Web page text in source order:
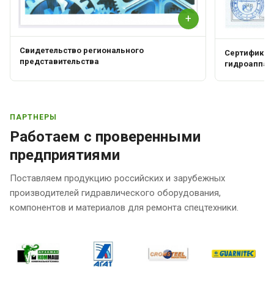
+
Свидетельство регионального
представительства
Сертификат
ПАРТНЕРЫ
Работаем с проверенными
предприятиями
Поставляем продукцию российских и зарубежных
производителей гидравлического оборудования,
компонентов и материалов для ремонта спецтехники.